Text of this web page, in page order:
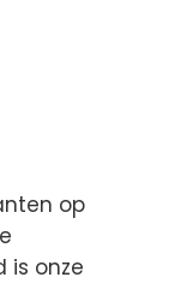
op
is onze